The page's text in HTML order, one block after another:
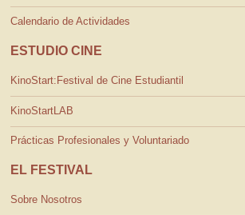
Calendario de Actividades
ESTUDIO CINE
KinoStart:Festival de Cine Estudiantil
KinoStartLAB
Prácticas Profesionales y Voluntariado
EL FESTIVAL
Sobre Nosotros